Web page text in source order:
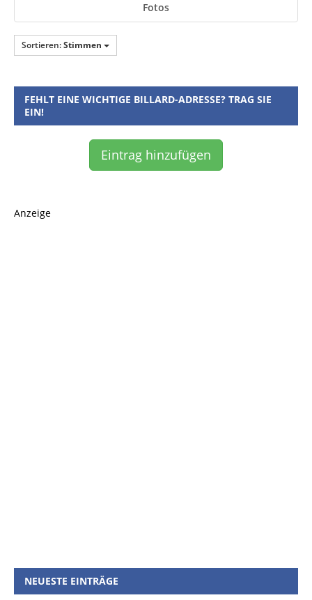
Fotos
Sortieren:Stimmen
FEHLT EINE WICHTIGE BILLARD-ADRESSE? TRAG SIE
EIN!
Eintrag hinzufügen
Anzeige
NEUESTE EINTRÄGE